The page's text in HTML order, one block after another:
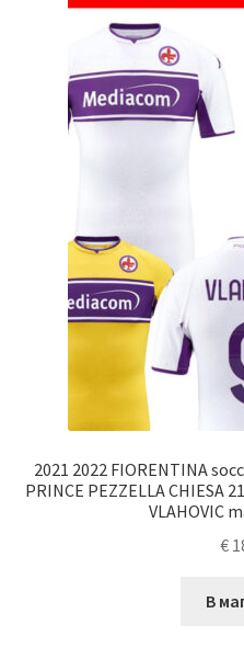
2021 2022 FIORENTINA
PRINCE PEZZELLA
VLAHOVIC
€
В